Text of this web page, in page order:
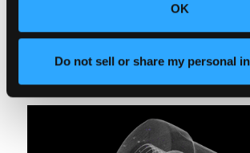
OK
Do not sell or share my personal